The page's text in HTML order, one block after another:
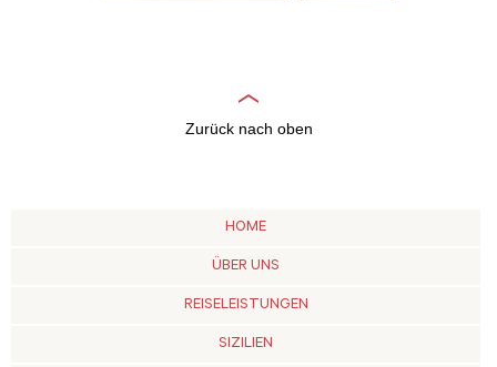
Zurück nach oben
HOME
ÜBER UNS
REISELEISTUNGEN
SIZILIEN